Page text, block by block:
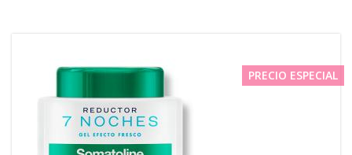
PRECIO ESPECIAL